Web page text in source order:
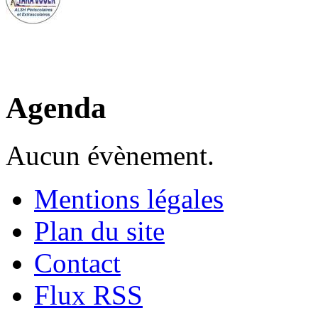
Agenda
Aucun évènement.
Mentions légales
Plan du site
Contact
Flux RSS